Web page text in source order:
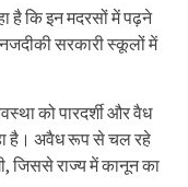
है कि इन मदरसों में पढ़ने
सरकारी स्कूलों में
को पारदर्शी और वैध
है। अवैध रूप से चल रहे
जिससे राज्य में कानून का